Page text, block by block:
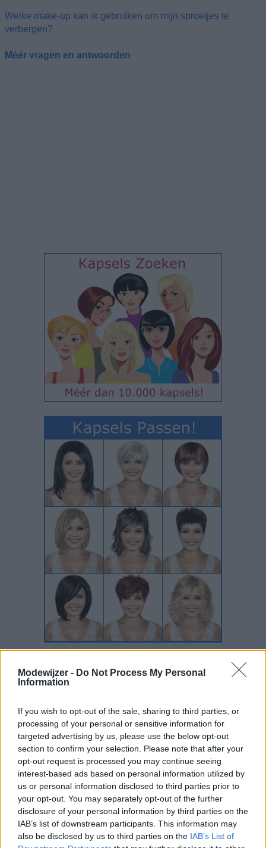
Modewijzer - Do Not Process My Personal
Information
If you wish to opt-out of the sale, sharing to third parties, or
processing of your personal or sensitive information for
targeted advertising by us, please use the below opt-out
section to confirm your selection. Please note that after your
opt-out request is processed you may continue seeing
interest-based ads based on personal information utilized by
us or personal information disclosed to third parties prior to
your opt-out. You may separately opt-out of the further
disclosure of your personal information by third parties on the
IAB’s list of downstream participants. This information may
also be disclosed by us to third parties on the IAB’s List of
Welke make-up kan ik gebruiken om mijn sproetjes te
verbergen?
Méér vragen en antwoorden